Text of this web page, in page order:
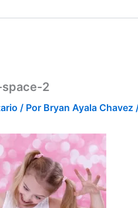
2
/ Por Bryan Ayala Chavez